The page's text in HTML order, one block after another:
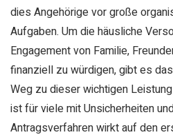
dies Angehörige vor große
Aufgaben. Um die häusliche
Engagement von Familie,
finanziell zu würdigen, gibt es
Weg zu dieser wichtigen
ist für viele mit Unsicherheiten
Antragsverfahren wirkt auf den